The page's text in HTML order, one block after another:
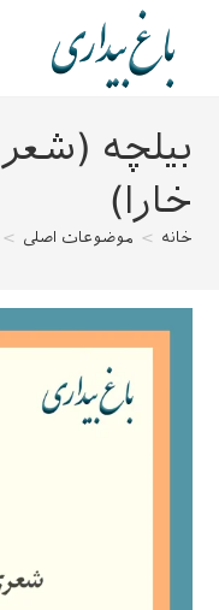
بیلچه
خارا)
خانه > موضوعات اصلی >